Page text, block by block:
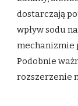
dostarczają
wpływ sodu
mechanizmie
Podobnie
rozszerzenie